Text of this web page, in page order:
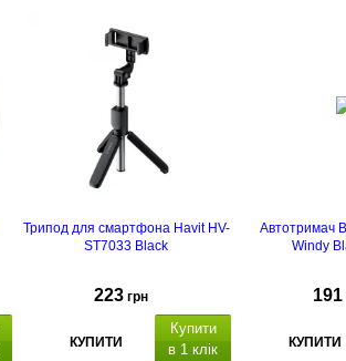
Трипод для смартфона Havit HV-
ST7033 Black
223 грн
КУПИТИ
Купити
в 1 клік
Автотримач
Windy
191
КУПИТИ